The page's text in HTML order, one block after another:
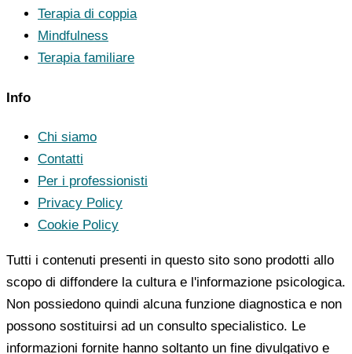
Terapia di coppia
Mindfulness
Terapia familiare
Info
Chi siamo
Contatti
Per i professionisti
Privacy Policy
Cookie Policy
Tutti i contenuti presenti in questo sito sono prodotti allo
scopo di diffondere la cultura e l'informazione psicologica.
Non possiedono quindi alcuna funzione diagnostica e non
possono sostituirsi ad un consulto specialistico. Le
informazioni fornite hanno soltanto un fine divulgativo e